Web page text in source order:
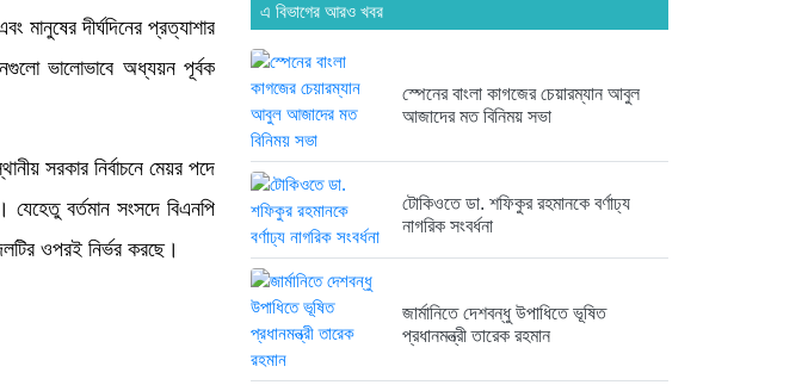
দীর্ঘদিনের প্রত্যাশার
ভালোভাবে অধ্যয়ন পূর্বক
সরকার নির্বাচনে মেয়র পদে
বর্তমান সংসদে বিএনপি
ওপরই নির্ভর করছে।
১ সপ্তাহ আগে
সাংস্কৃতিক...
১ সপ্তাহ আগে
এ বিভাগের আরও খবর
স্পেনের বাংলা কাগজের চেয়ারম্যান আবুল
আজাদের মত বিনিময় সভা
টোকিওতে ডা. শফিকুর রহমানকে বর্ণাঢ্য
নাগরিক সংবর্ধনা
জার্মানিতে দেশবন্ধু উপাধিতে ভূষিত
প্রধানমন্ত্রী তারেক রহমান